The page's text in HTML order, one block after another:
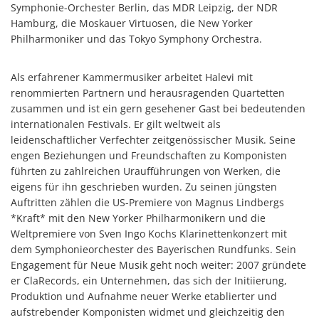
Symphonie-Orchester Berlin, das MDR Leipzig, der NDR
Hamburg, die Moskauer Virtuosen, die New Yorker
Philharmoniker und das Tokyo Symphony Orchestra.
Als erfahrener Kammermusiker arbeitet Halevi mit
renommierten Partnern und herausragenden Quartetten
zusammen und ist ein gern gesehener Gast bei bedeutenden
internationalen Festivals. Er gilt weltweit als
leidenschaftlicher Verfechter zeitgenössischer Musik. Seine
engen Beziehungen und Freundschaften zu Komponisten
führten zu zahlreichen Uraufführungen von Werken, die
eigens für ihn geschrieben wurden. Zu seinen jüngsten
Auftritten zählen die US-Premiere von Magnus Lindbergs
*Kraft* mit den New Yorker Philharmonikern und die
Weltpremiere von Sven Ingo Kochs Klarinettenkonzert mit
dem Symphonieorchester des Bayerischen Rundfunks. Sein
Engagement für Neue Musik geht noch weiter: 2007 gründete
er ClaRecords, ein Unternehmen, das sich der Initiierung,
Produktion und Aufnahme neuer Werke etablierter und
aufstrebender Komponisten widmet und gleichzeitig den